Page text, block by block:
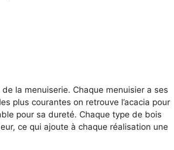
la menuiserie. Chaque menuisier a ses
plus courantes on retrouve l’acacia pour
pour sa dureté. Chaque type de bois
ce qui ajoute à chaque réalisation une